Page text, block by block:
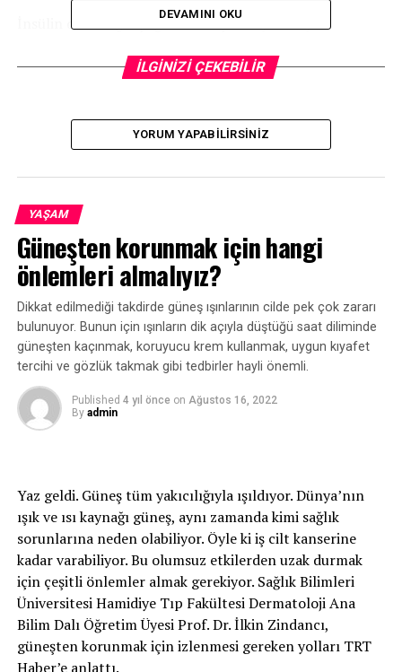
İnsülin direnci geliştiğinde kan şekeri yükseliyor
“İnsülin direnci, kanda insülinin yüksek olmasına
rağmen etkisini yeterince gösterememesi durumudur.
ve karaciğer hücrelerine taşınmasını sağlayan
pankreastan salgılanan bir hormondur. Vücudunuzda
başlar.”
İnsülin direnci hesaplanabiliyor
“İnsülin direncini ölçmenin birçok yolu vardır. Ancak en
sık kullanılan yöntem HOMA-IR indeksi ile
hesaplanması. Bu 8 saat açlık sonrası verilen kanın, açlık
kan şekeri ve insülin seviyesi baz alınarak hesaplanır.”
Diyet, egzersiz ve ilaç
“İnsülin direnci tedavisinde diyet, egzersiz ve ilaç
başarıya ulaşılıyor. Geleneksel olarak uzun yıllardan beri
hastalara az ve sık beslenme -3 ana, 3 ara öğün-
önerilmekteydi. Ancak son yıllarda gittikçe daha popüler
olan bir uygulama var: Aralıklı oruç diyeti.”
Aralıklı oruç diyeti nedir?
Aralıklı oruç aslında diyet değil, bir beslenme düzeni.
Belirli bir süre aç kalıp (açlık penceresi) sonra yemek
DEVAMINI OKU
İLGİNİZİ ÇEKEBİLİR
YORUM YAPABILIRSINIZ
YAŞAM
Güneşten korunmak için hangi
önlemleri almalıyız?
Dikkat edilmediği takdirde güneş ışınlarının cilde pek çok zararı
bulunuyor. Bunun için ışınların dik açıyla düştüğü saat diliminde
güneşten kaçınmak, koruyucu krem kullanmak, uygun kıyafet
tercihi ve gözlük takmak gibi tedbirler hayli önemli.
Published 4 yıl önce on Ağustos 16, 2022
By admin
Yaz geldi. Güneş tüm yakıcılığıyla ışıldıyor. Dünya’nın
ışık ve ısı kaynağı güneş, aynı zamanda kimi sağlık
sorunlarına neden olabiliyor. Öyle ki iş cilt kanserine
kadar varabiliyor. Bu olumsuz etkilerden uzak durmak
için çeşitli önlemler almak gerekiyor. Sağlık Bilimleri
Üniversitesi Hamidiye Tıp Fakültesi Dermatoloji Ana
Bilim Dalı Öğretim Üyesi Prof. Dr. İlkin Zindancı,
güneşten korunmak için izlenmesi gereken yolları TRT
Haber’e anlattı.